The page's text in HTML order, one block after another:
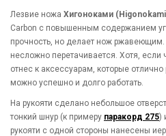
Лезвие ножа Хигоноками
Carbon с повышенным содержанием
прочность, но делает нож
несложно перетачивается. Хотя, если
отнес к аксессуарам, которые
можно успешно и долго работать.
На рукояти сделано небольшое
тонкий шнур (к примеру паракорд 275)
рукояти с одной стороны нанесены